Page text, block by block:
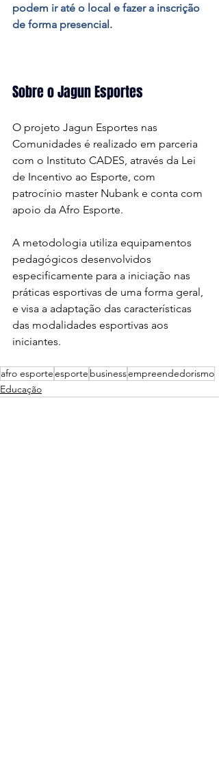
podem ir até o local e fazer a inscrição
de forma presencial.
Sobre o Jagun Esportes
O projeto Jagun Esportes nas
Comunidades é realizado em parceria
com o Instituto CADES, através da Lei
de Incentivo ao Esporte, com
patrocínio master Nubank e conta com
apoio da Afro Esporte.
A metodologia utiliza equipamentos
pedagógicos desenvolvidos
especificamente para a iniciação nas
práticas esportivas de uma forma geral,
e visa a adaptação das características
das modalidades esportivas aos
iniciantes.
afro esporteesporte businessempreendedorismo
Educação